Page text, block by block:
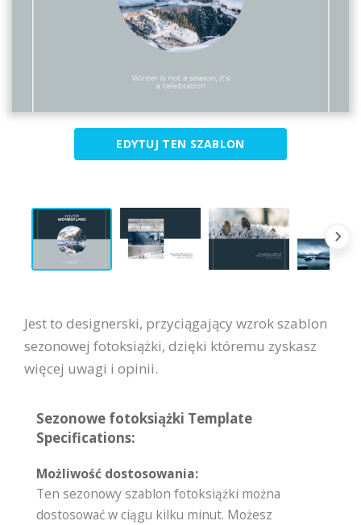
EDYTUJ TEN SZABLON
Jest to designerski, przyciągający wzrok szablon
sezonowej fotoksiążki, dzięki któremu zyskasz
więcej uwagi i opinii.
Sezonowe fotoksiążki Template
Specifications:
Możliwość dostosowania:
Ten sezonowy szablon fotoksiążki można
dostosować w ciągu kilku minut. Możesz